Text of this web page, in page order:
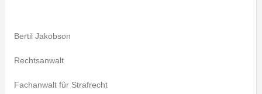
Bertil Jakobson
Rechtsanwalt
Fachanwalt für Strafrecht